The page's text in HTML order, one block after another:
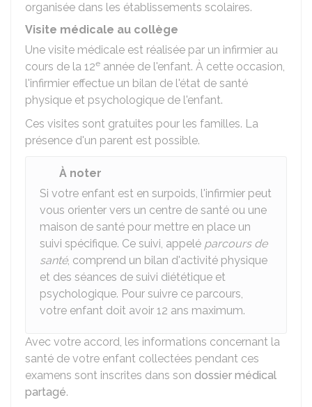
organisée dans les établissements scolaires.
Visite médicale au collège
Une visite médicale est réalisée par un infirmier au
cours de la 12e année de l'enfant. À cette occasion,
l'infirmier effectue un bilan de l'état de santé
physique et psychologique de l'enfant.
Ces visites sont gratuites pour les familles. La
présence d'un parent est possible.
À noter
Si votre enfant est en surpoids, l'infirmier peut
vous orienter vers un centre de santé ou une
maison de santé pour mettre en place un
suivi spécifique. Ce suivi, appelé parcours de
santé, comprend un bilan d'activité physique
et des séances de suivi diététique et
psychologique. Pour suivre ce parcours,
votre enfant doit avoir 12 ans maximum.
Avec votre accord, les informations concernant la
santé de votre enfant collectées pendant ces
examens sont inscrites dans son dossier médical
partagé.